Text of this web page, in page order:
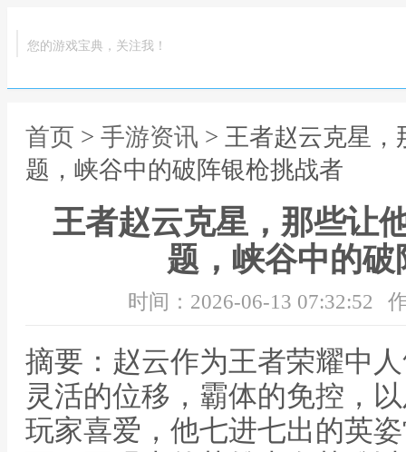
您的游戏宝典，关注我！
首页 > 手游资讯 > 王者赵云克星
题，峡谷中的破阵银枪挑战者
王者赵云克星，那些让
题，峡谷中的
时间：2026-06-13 07:32:52
摘要：赵云作为王者荣耀中
灵活的位移，霸体的免控，
玩家喜爱，他七进七出的英